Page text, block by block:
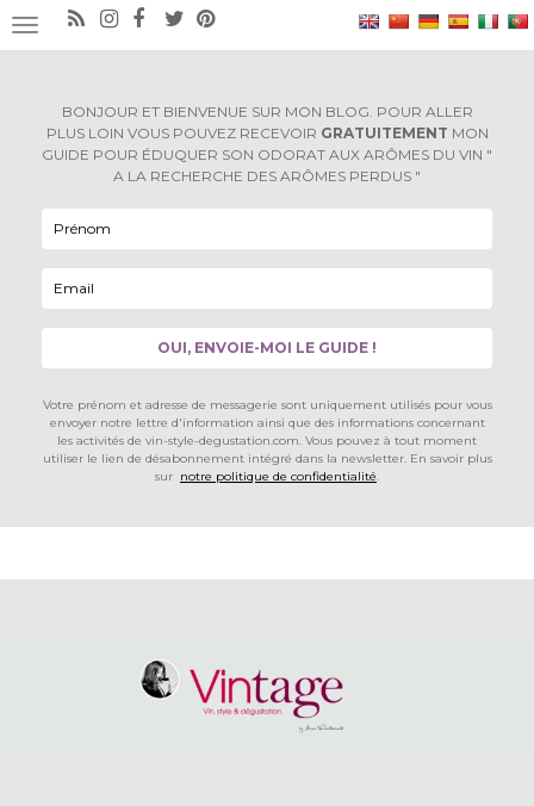
×
BONJOUR ET BIENVENUE SUR MON BLOG. POUR ALLER
PLUS LOIN VOUS POUVEZ RECEVOIR GRATUITEMENT MON
GUIDE POUR ÉDUQUER SON ODORAT AUX ARÔMES DU VIN "
A LA RECHERCHE DES ARÔMES PERDUS "
Votre prénom et adresse de messagerie sont uniquement utilisés pour vous
envoyer notre lettre d'information ainsi que des informations concernant
les activités de vin-style-degustation.com. Vous pouvez à tout moment
utiliser le lien de désabonnement intégré dans la newsletter. En savoir plus
sur notre politique de confidentialité.
OUVRIR/FERMER LA NAVIGATION